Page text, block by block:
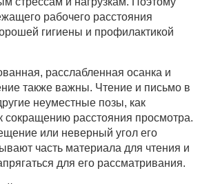
рабочего расстояния
гигиены и профилактикой
расслабленная осанка и
также важны. Чтение и письмо в
неуместные позы, как
сокращению расстояния просмотра.
или неверный угол его
часть материала для чтения и
для его рассматривания.